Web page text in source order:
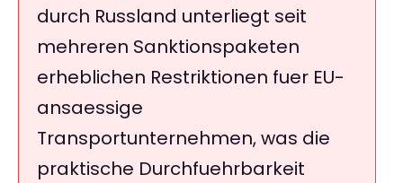
durch Russland unterliegt seit
mehreren Sanktionspaketen
erheblichen Restriktionen fuer EU-
ansaessige
Transportunternehmen, was die
praktische Durchfuehrbarkeit